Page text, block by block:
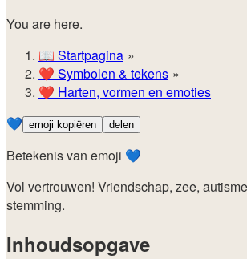
You are here.
📖 Startpagina
❤️ Symbolen & tekens
❤️ Harten, vormen en emoties
💙 emoji kopiëren delen
Betekenis van emoji 💙
Vol vertrouwen! Vriendschap, zee,
stemming.
Inhoudsopgave